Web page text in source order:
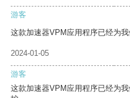
游客
这款加速器VPM应用程序已经为
2024-01-05
游客
这款加速器VPM应用程序已经为